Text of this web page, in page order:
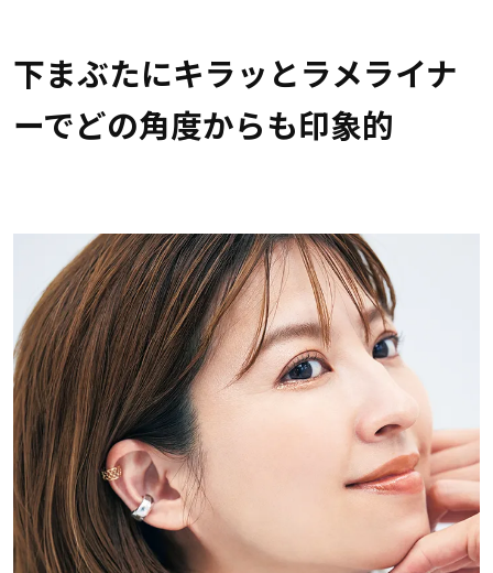
下まぶたにキラッとラメライナ
ーでどの角度からも印象的